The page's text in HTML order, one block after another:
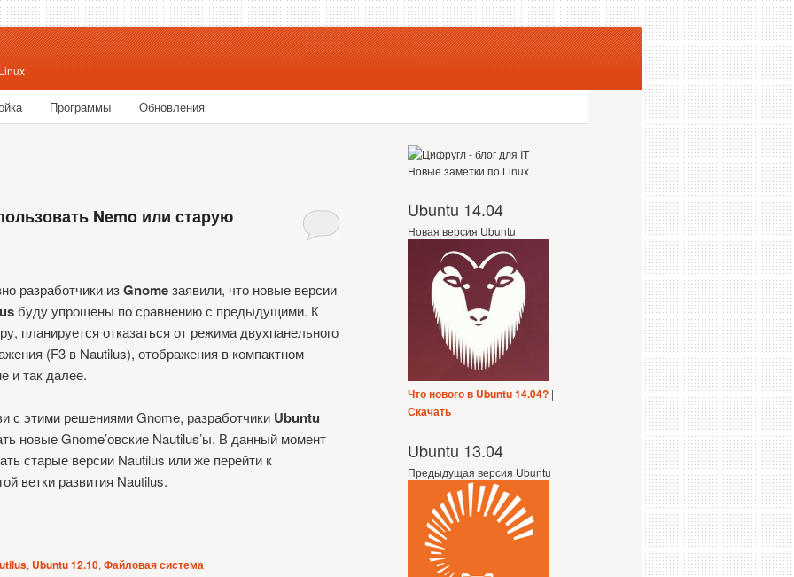
содержимому
Программы Обновления
Nemo или старую
разработчики изGnomeзаявили, что новые версии
буду упрощены по сравнению с предыдущими. К
планируется отказаться от режима двухпанельного
(F3 в Nautilus), отображения в компактном
и так далее.
с этими решениями Gnome, разработчики Ubuntu
новые Gnome’овские Nautilus’ы. В данный момент
старые версии Nautilus или же перейти к
ветки развития Nautilus.
, Ubuntu 12.10, Файловая система
Новые заметки по Linux
Ubuntu 14.04
Новая версия Ubuntu
Что нового в Ubuntu 14.04? |
Скачать
Ubuntu 13.04
Предыдущая версия Ubuntu